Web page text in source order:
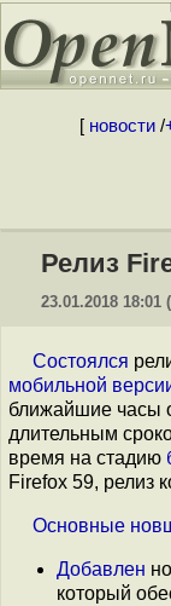
[ новости/
Релиз
23.01.2018 18:01
Состоялся
мобильной
ближайшие часы
длительным
время на стадию
Firefox 59, релиз
Основные
Добавлен
который